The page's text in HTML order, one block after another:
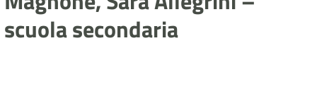
scuola secondaria